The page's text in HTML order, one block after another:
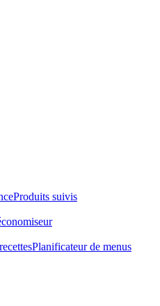
Produits suivis
Planificateur de menus